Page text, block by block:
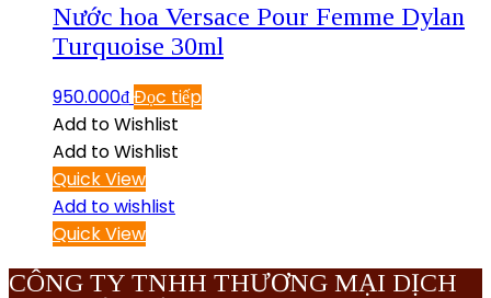
Nước hoa Versace Pour Femme Dylan
Turquoise 30ml
950.000₫Đọc tiếp
Add to Wishlist
Add to Wishlist
Quick View
Add to wishlist
Quick View
CÔNG TY TNHH THƯƠNG MẠI DỊCH